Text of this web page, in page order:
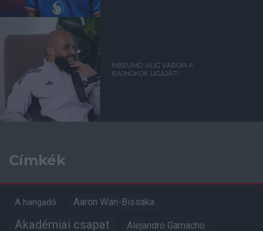
MBEUMO: ALIG VÁROM A
BAJNOKOK LIGÁJÁT!
Címkék
A hangadó Aaron Wan-Bissaka
Akadémiai csapat Alejandro Garnacho